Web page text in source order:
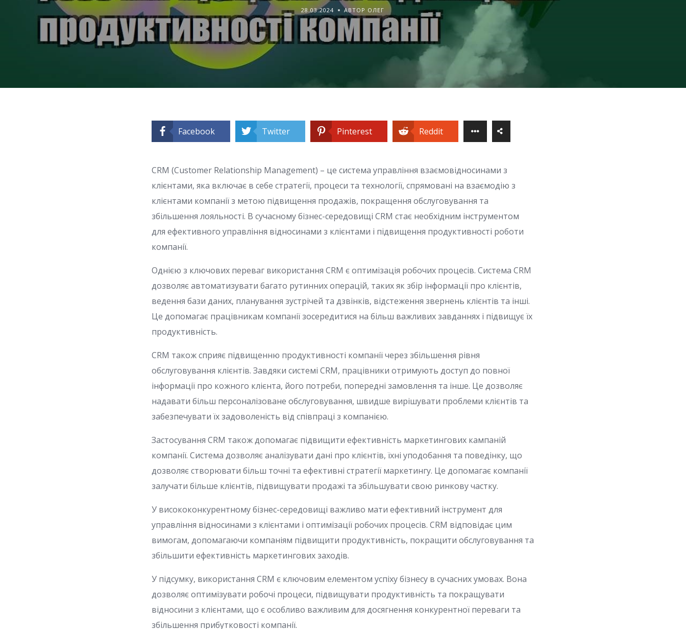
28.03.2024 АВТОР ОЛЕГ
Facebook Twitter Pinterest Reddit
CRM (Customer Relationship Management) – це система управління взаємовідносинами з
клієнтами, яка включає в себе стратегії, процеси та технології, спрямовані на взаємодію з
клієнтами компанії з метою підвищення продажів, покращення обслуговування та
збільшення лояльності. В сучасному бізнес-середовищі CRM стає необхідним інструментом
для ефективного управління відносинами з клієнтами і підвищення продуктивності роботи
компанії.
Однією з ключових переваг використання CRM є оптимізація робочих процесів. Система CRM
дозволяє автоматизувати багато рутинних операцій, таких як збір інформації про клієнтів,
ведення бази даних, планування зустрічей та дзвінків, відстеження звернень клієнтів та інші.
Це допомагає працівникам компанії зосередитися на більш важливих завданнях і підвищує їх
продуктивність.
CRM також сприяє підвищенню продуктивності компанії через збільшення рівня
обслуговування клієнтів. Завдяки системі CRM, працівники отримують доступ до повної
інформації про кожного клієнта, його потреби, попередні замовлення та інше. Це дозволяє
надавати більш персоналізоване обслуговування, швидше вирішувати проблеми клієнтів та
забезпечувати їх задоволеність від співпраці з компанією.
Застосування CRM також допомагає підвищити ефективність маркетингових кампаній
компанії. Система дозволяє аналізувати дані про клієнтів, їхні уподобання та поведінку, що
дозволяє створювати більш точні та ефективні стратегії маркетингу. Це допомагає компанії
залучати більше клієнтів, підвищувати продажі та збільшувати свою ринкову частку.
У висококонкурентному бізнес-середовищі важливо мати ефективний інструмент для
управління відносинами з клієнтами і оптимізації робочих процесів. CRM відповідає цим
вимогам, допомагаючи компаніям підвищити продуктивність, покращити обслуговування та
збільшити ефективність маркетингових заходів.
У підсумку, використання CRM є ключовим елементом успіху бізнесу в сучасних умовах. Вона
дозволяє оптимізувати робочі процеси, підвищувати продуктивність та покращувати
відносини з клієнтами, що є особливо важливим для досягнення конкурентної переваги та
збільшення прибутковості компанії.